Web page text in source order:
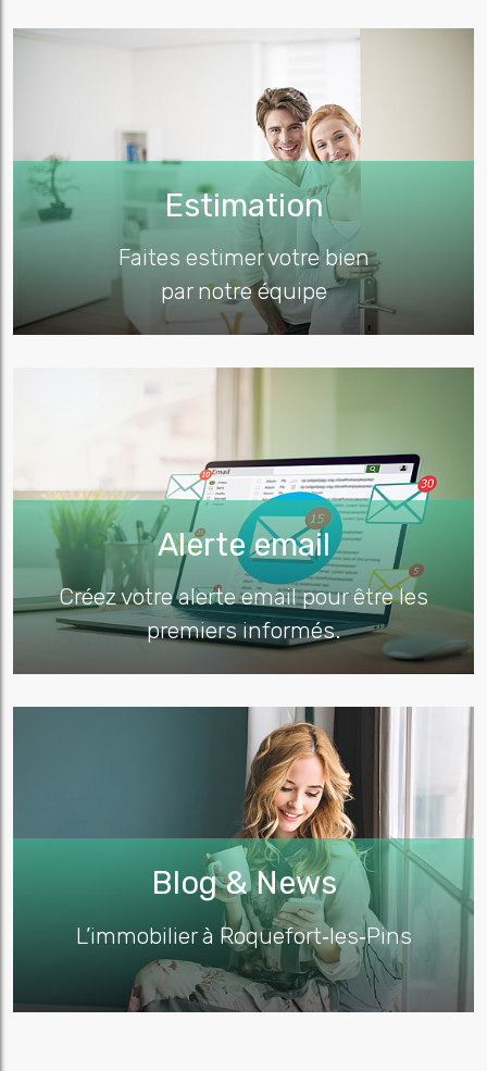
Estimation
Faites estimer votre bien
par notre équipe
Alerte email
Créez votre alerte email pour être les
premiers informés.
Blog & News
L’immobilier à Roquefort‑les‑Pins